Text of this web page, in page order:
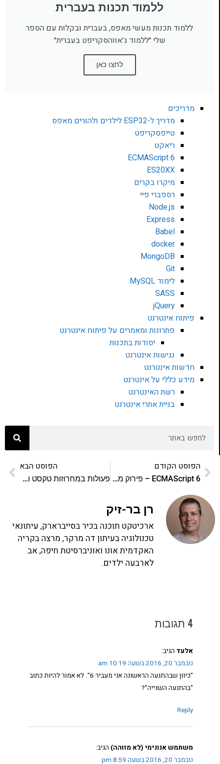
ללמוד תכנות בעברית
ללמוד תכנות מעשי מאפס, בעברית ובקלות עם הספר
שלי ״ללמוד ג׳אווהסקריפט בעברית״
לחצו כאן
מדריכים
מדריך ל-ESP32 לילדים ולהורים מאפס
טייפסקריפט
ריאקט
ECMAScript 6
ES20XX
מיקרו בקרים
רספברי פיי
Node.js
Express
Babel
docker
MongoDB
Git
לימוד MySQL
SASS
jQuery
פיתוח אינטרנט
פתרונות ומאמרים על פיתוח אינטרנט
יסודות בתכנות
נגישות אינטרנט
חדשות אינטרנט
מידע כללי על אינטרנט
רשת האינטרנט
בניית אתרי אינטרנט
הפוסט הקודם
ECMAScript 6 – פירוק מערך
הפוסט הבא
פעולות במחרוזות טקסט ותאריכים עם ECMAScript 6
רן בר-זיק
ארכיטקט תוכנה בכיר בסייברארק, עיתונאי
טכנולוגיה בעיתון דה מרקר, מרצה בקריה
האקדמית אונו ואוניברסיטת חיפה, אב
לארבעה ילדים.
4 תגובות
אלעד הגיב:
נובמבר 20, 2016 בשעה 10:19 am
"כיוון שבהתנעה הראשונה אני מעביר 6". לא אמור להיות כתוב
"בהתנעה השנייה"?
Reply
משתמש אנונימי (לא מזוהה) הגיב:
נובמבר 20, 2016 בשעה 8:59 pm